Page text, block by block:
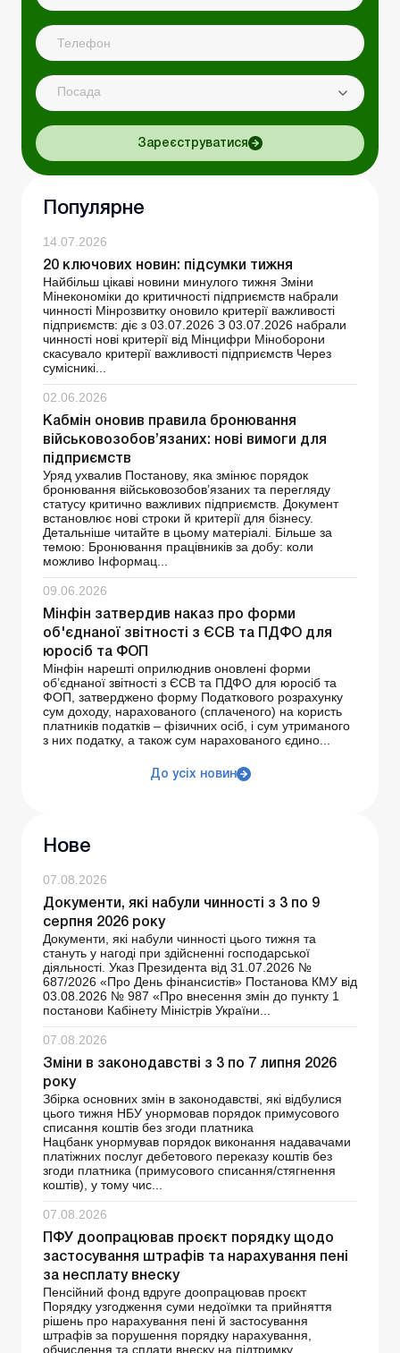
Посада
Зареєструватися
Популярне
14.07.2026
20 ключових новин: підсумки тижня
Найбільш цікаві новини минулого тижня Зміни
Мінекономіки до критичності підприємств набрали
чинності Мінрозвитку оновило критерії важливості
підприємств: діє з 03.07.2026 З 03.07.2026 набрали
чинності нові критерії від Мінцифри Міноборони
скасувало критерії важливості підприємств Через
сумісникі...
02.06.2026
Кабмін оновив правила бронювання
військовозобов’язаних: нові вимоги для
підприємств
Уряд ухвалив Постанову, яка змінює порядок
бронювання військовозобов’язаних та перегляду
статусу критично важливих підприємств. Документ
встановлює нові строки й критерії для бізнесу.
Детальніше читайте в цьому матеріалі. Більше за
темою: Бронювання працівників за добу: коли
можливо Інформац...
09.06.2026
Мінфін затвердив наказ про форми
об'єднаної звітності з ЄСВ та ПДФО для
юросіб та ФОП
Мінфін нарешті оприлюднив оновлені форми
об’єднаної звітності з ЄСВ та ПДФО для юросіб та
ФОП, затверджено форму Податкового розрахунку
сум доходу, нарахованого (сплаченого) на користь
платників податків – фізичних осіб, і сум утриманого
з них податку, а також сум нарахованого єдино...
До усіх новин
Нове
07.08.2026
Документи, які набули чинності з 3 по 9
серпня 2026 року
Документи, які набули чинності цього тижня та
стануть у нагоді при здійсненні господарської
діяльності. Указ Президента від 31.07.2026 №
687/2026 «Про День фінансистів» Постанова КМУ від
03.08.2026 № 987 «Про внесення змін до пункту 1
постанови Кабінету Міністрів України...
07.08.2026
Зміни в законодавстві з 3 по 7 липня 2026
року
Збірка основних змін в законодавстві, які відбулися
цього тижня НБУ унормовав порядок примусового
списання коштів без згоди платника
Нацбанк унормував порядок виконання надавачами
платіжних послуг дебетового переказу коштів без
згоди платника (примусового списання/стягнення
коштів), у тому чис...
07.08.2026
ПФУ доопрацював проєкт порядку щодо
застосування штрафів та нарахування пені
за несплату внеску
Пенсійний фонд вдруге доопрацював проєкт
Порядку узгодження суми недоїмки та прийняття
рішень про нарахування пені й застосування
штрафів за порушення порядку нарахування,
обчислення та сплати внеску на підтримку